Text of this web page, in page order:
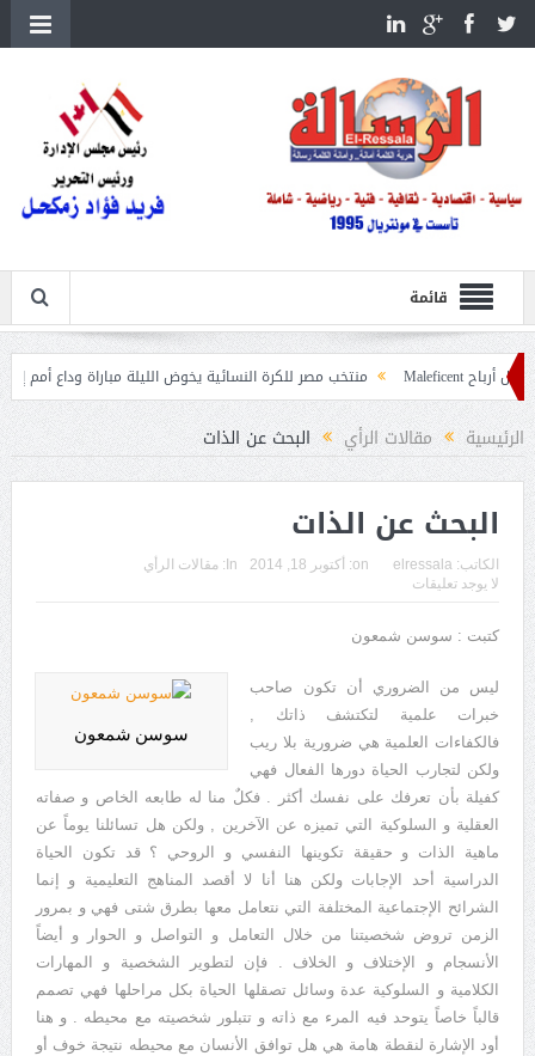
قائمة
منتخب مصر للكرة النسائية يخوض الليلة مباراة وداع أمم إفريقيا أمام
الرئيسية مقالات الرأي البحث عن الذات
البحث عن الذات
الكاتب: elressala
on: أكتوبر 18, 2014 In: مقالات الرأي
لا يوجد تعليقات
كتبت : سوسن شمعون
سوسن شمعون
ليس من الضروري أن تكون صاحب
خبرات علمية لتكتشف ذاتك ,
فالكفاءات العلمية هي ضرورية بلا ريب
ولكن لتجارب الحياة دورها الفعال فهي
كفيلة بأن تعرفك على نفسك أكثر . فكلٌ منا له طابعه الخاص و صفاته
العقلية و السلوكية التي تميزه عن الآخرين , ولكن هل تسائلنا يوماً عن
ماهية الذات و حقيقة تكوينها النفسي و الروحي ؟ قد تكون الحياة
الدراسية أحد الإجابات ولكن هنا أنا لا أقصد المناهج التعليمية و إنما
الشرائح الإجتماعية المختلفة التي نتعامل معها بطرق شتى فهي و بمرور
الزمن تروض شخصيتنا من خلال التعامل و التواصل و الحوار و أيضاً
الأنسجام و الإختلاف و الخلاف . فإن لتطوير الشخصية و المهارات
الكلامية و السلوكية عدة وسائل تصقلها الحياة بكل مراحلها فهي تصمم
قالباً خاصاً يتوحد فيه المرء مع ذاته و تتبلور شخصيته مع محيطه . و هنا
أود الإشارة لنقطة هامة هي هل توافق الأنسان مع محيطه نتيجة خوف أو